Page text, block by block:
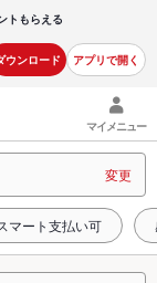
トもらえる
ウンロード アプリで開く
マイメニュー
変更
マート支払い可